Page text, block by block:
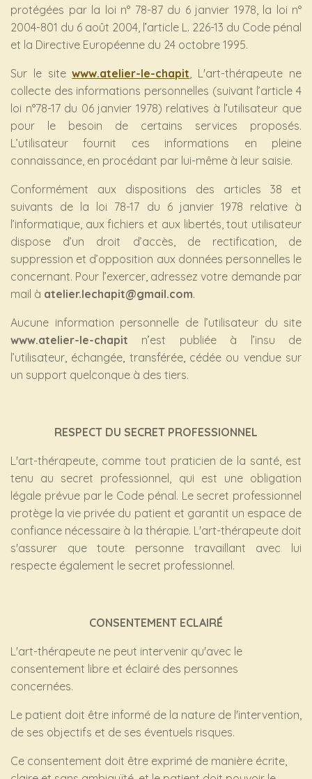
protégées par la loi n° 78-87 du 6 janvier 1978, la loi n°
2004-801 du 6 août 2004, l’article L. 226-13 du Code pénal
et la Directive Européenne du 24 octobre 1995.
Sur le sitewww.atelier-le-chapit, L'art-thérapeute ne
collecte des informations personnelles (suivant l’article 4
loi n°78-17 du 06 janvier 1978) relatives à l’utilisateur que
pour le besoin de certains services proposés.
L’utilisateur fournit ces informations en pleine
connaissance, en procédant par lui-même à leur saisie.
Conformément aux dispositions des articles 38 et
suivants de la loi 78-17 du 6 janvier 1978 relative à
l’informatique, aux fichiers et aux libertés, tout utilisateur
dispose d’un droit d’accès, de rectification, de
suppression et d’opposition aux données personnelles le
concernant. Pour l’exercer, adressez votre demande par
mail à atelier.lechapit@gmail.com.
Aucune information personnelle de l’utilisateur du site
www.atelier-le-chapit n’est publiée à l’insu de
l’utilisateur, échangée, transférée, cédée ou vendue sur
un support quelconque à des tiers.
RESPECT DU SECRET PROFESSIONNEL
L'art-thérapeute, comme tout praticien de la santé, est
tenu au secret professionnel, qui est une obligation
légale prévue par le Code pénal. Le secret professionnel
protège la vie privée du patient et garantit un espace de
confiance nécessaire à la thérapie. L'art-thérapeute doit
s'assurer que toute personne travaillant avec lui
respecte également le secret professionnel.
CONSENTEMENT ECLAIRÉ
L'art-thérapeute ne peut intervenir qu'avec le
consentement libre et éclairé des personnes
concernées.
Le patient doit être informé de la nature de l'intervention,
de ses objectifs et de ses éventuels risques.
Ce consentement doit être exprimé de manière écrite,